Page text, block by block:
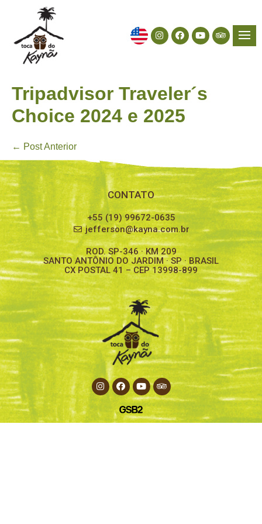
Tripadvisor Traveler´s
Choice 2024 e 2025
← Post Anterior
CONTATO
+55 (19) 99672-0635
jefferson@kayna.com.br
ROD. SP-346 · KM 209
SANTO ANTÔNIO DO JARDIM · SP · BRASIL
CX POSTAL 41 – CEP 13998-899